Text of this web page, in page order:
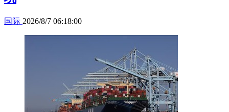
国际 2026/8/7 06:18:00